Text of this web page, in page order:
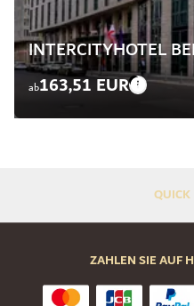
INTERCITYHOTEL
ab163,51 EUR
ZAHLEN SIE AUF